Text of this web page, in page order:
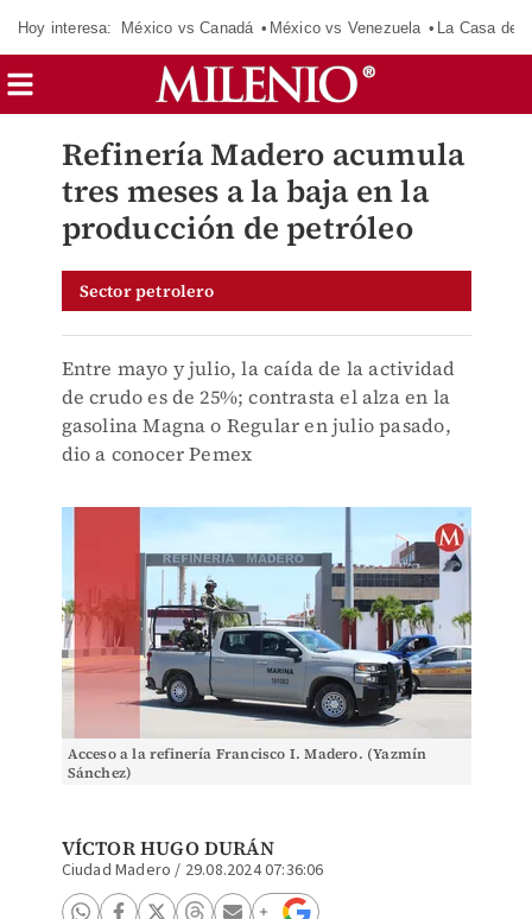
Hoy interesa: México vs Canadá México vs Venezuela La Casa de
Refinería Madero acumula
tres meses a la baja en la
producción de petróleo
Sector petrolero
Entre mayo y julio, la caída de la actividad
de crudo es de 25%; contrasta el alza en la
gasolina Magna o Regular en julio pasado,
dio a conocer Pemex
Acceso a la refinería Francisco I. Madero. (Yazmín
Sánchez)
VÍCTOR HUGO DURÁN
Ciudad Madero / 29.08.2024 07:36:06